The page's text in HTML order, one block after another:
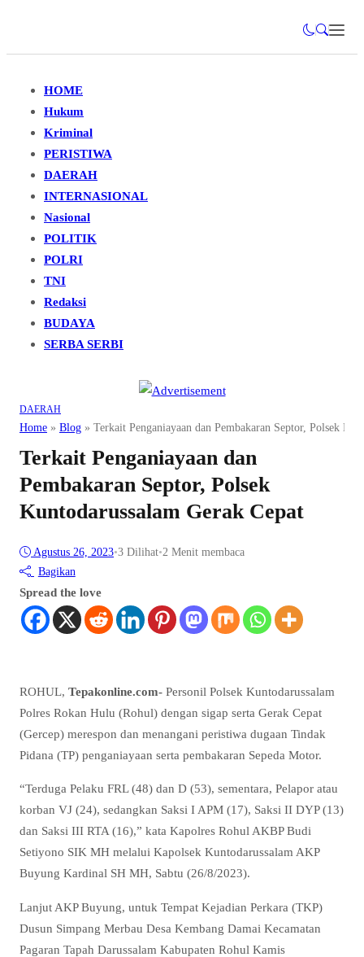
HOME
Hukum
Kriminal
PERISTIWA
DAERAH
INTERNASIONAL
Nasional
POLITIK
POLRI
TNI
Redaksi
BUDAYA
SERBA SERBI
DAERAH
Home » Blog » Terkait Penganiayaan dan Pembakaran Septor, Polsek
Terkait Penganiayaan dan
Pembakaran Septor, Polsek
Kuntodarussalam Gerak Cepat
Agustus 26, 2023•3 Dilihat•2 Menit membaca
Bagikan
Spread the love
ROHUL, Tepakonline.com- Personil Polsek Kuntodarussalam
Polres Rokan Hulu (Rohul) dengan sigap serta Gerak Cepat
(Gercep) merespon dan menangani peristiwa dugaan Tindak
Pidana (TP) penganiayaan serta pembakaran Sepeda Motor.
“Terduga Pelaku FRL (48) dan D (53), sementara, Pelapor atau
korban VJ (24), sedangkan Saksi I APM (17), Saksi II DYP (13)
dan Saksi III RTA (16),” kata Kapolres Rohul AKBP Budi
Setiyono SIK MH melalui Kapolsek Kuntodarussalam AKP
Buyung Kardinal SH MH, Sabtu (26/8/2023).
Lanjut AKP Buyung, untuk Tempat Kejadian Perkara (TKP)
Dusun Simpang Merbau Desa Kembang Damai Kecamatan
Pagaran Tapah Darussalam Kabupaten Rohul Kamis